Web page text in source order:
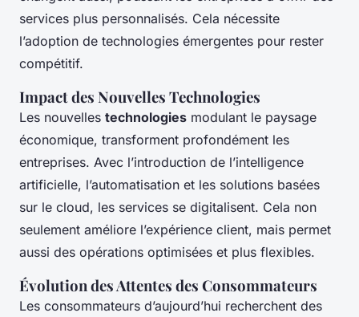
services plus personnalisés. Cela nécessite
l’adoption de technologies émergentes pour rester
compétitif.
Impact des Nouvelles Technologies
Les nouvelles technologies modulant le paysage
économique, transforment profondément les
entreprises. Avec l’introduction de l’intelligence
artificielle, l’automatisation et les solutions basées
sur le cloud, les services se digitalisent. Cela non
seulement améliore l’expérience client, mais permet
aussi des opérations optimisées et plus flexibles.
Évolution des Attentes des Consommateurs
Les consommateurs d’aujourd’hui recherchent des